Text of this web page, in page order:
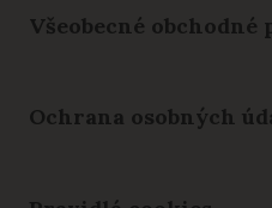
Všeobecné obchodné
Ochrana osobných